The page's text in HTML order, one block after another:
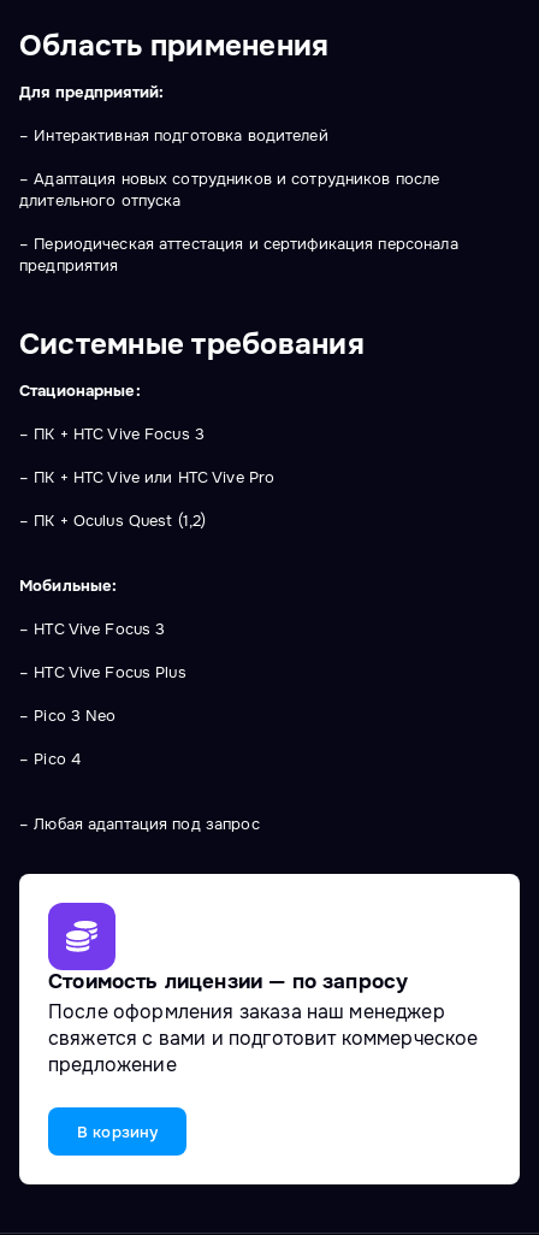
Область применения
Для предприятий:
– Интерактивная подготовка водителей
– Адаптация новых сотрудников и сотрудников после
длительного отпуска
– Периодическая аттестация и сертификация персонала
предприятия
Системные требования
Стационарные:
– ПК + HTC Vive Focus 3
– ПК + HTC Vive или HTC Vive Pro
– ПК + Oculus Quest (1,2)
Мобильные:
– HTC Vive Focus 3
– HTC Vive Focus Plus
– Pico 3 Neo
– Pico 4
– Любая адаптация под запрос
Стоимость лицензии — по запросу
После оформления заказа наш менеджер
свяжется с вами и подготовит коммерческое
предложение
В корзину